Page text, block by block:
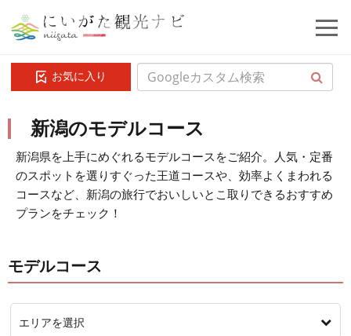
お気に入り
新潟のモデルコース
新潟県を上手にめぐれるモデルコースをご紹介。人気・定番
のスポットを選りすぐった王道コースや、効率よくまわれる
コースなど、新潟の旅行でおいしいとこ取りできるおすすめ
プランをチェック！
モデルコース
エリアを選択